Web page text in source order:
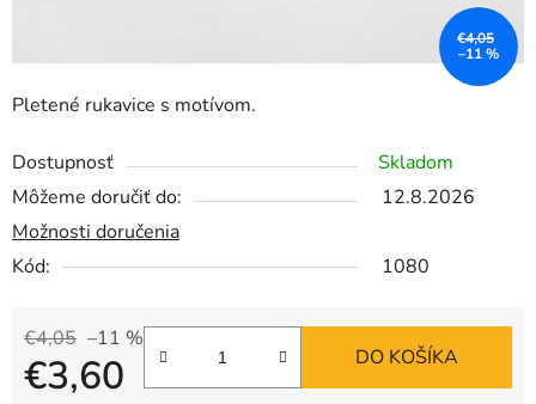
Pletené rukavice s motívom.
Dostupnosť
Skladom
Môžeme doručiť do:
12.8.2026
Možnosti doručenia
Kód:
1080
€4,05 –11 %
€3,60 DO KOŠÍKA
€4,05
–11 %